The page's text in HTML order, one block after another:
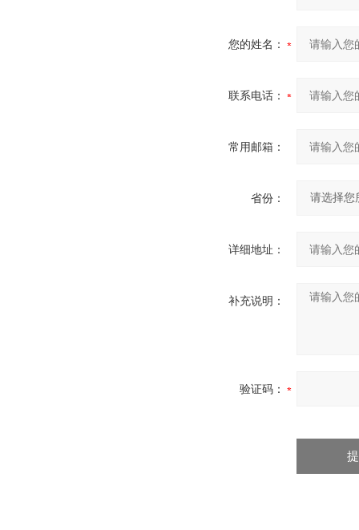
您的姓名：
联系电话：
常用邮箱：
省份：
详细地址：
补充说明：
验证码：